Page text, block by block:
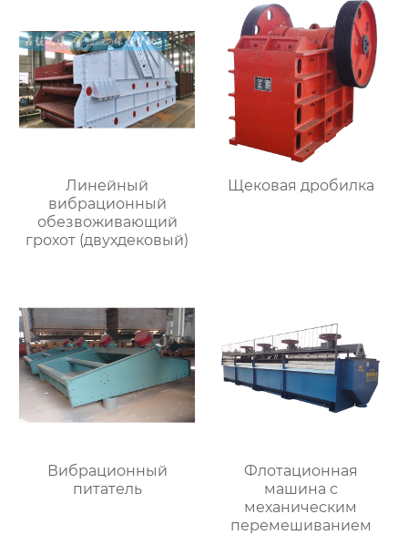
Линейный
вибрационный
обезвоживающий
грохот (двухдековый)
Щековая дробилка
Вибрационный
питатель
Флотационная
машина с
механическим
перемешиванием